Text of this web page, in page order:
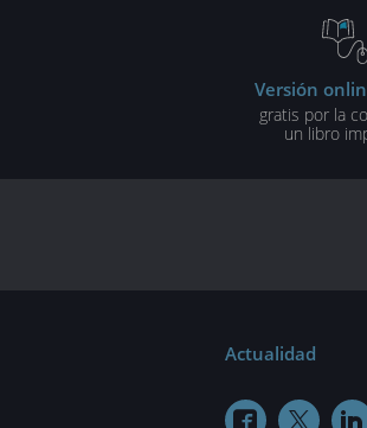
Versión
gratis por la
un libro
Actualidad
  